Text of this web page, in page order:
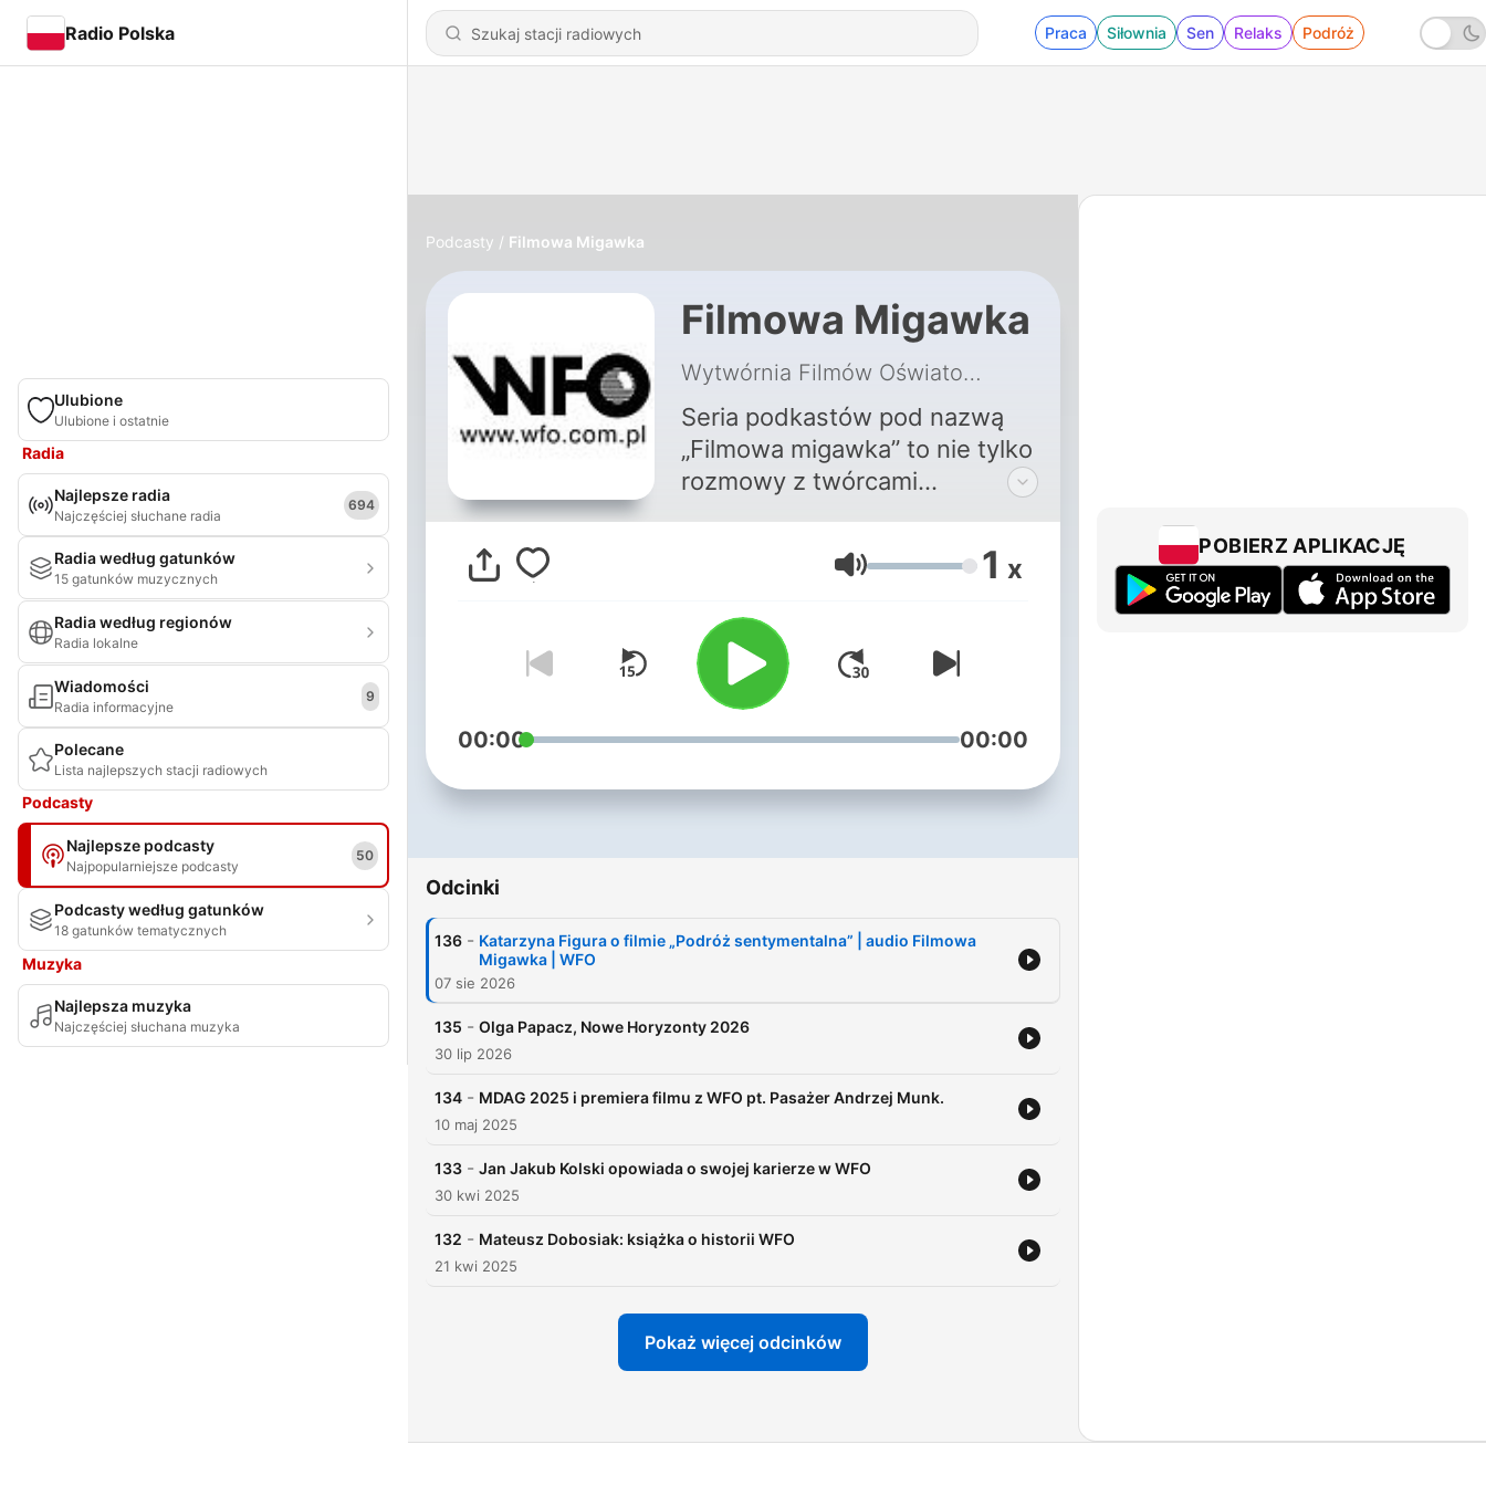
Radio Polska Praca Siłownia Sen Relaks Podróż
Ulubione
Ulubione i ostatnie
Radia
Najlepsze radia
Najczęściej słuchane radia
694
Radia według gatunków
15 gatunków muzycznych
Radia według regionów
Radia lokalne
Wiadomości
Radia informacyjne
9
Polecane
Lista najlepszych stacji radiowych
Podcasty
Najlepsze podcasty
Najpopularniejsze podcasty
50
Podcasty według gatunków
18 gatunków tematycznych
Muzyka
Najlepsza muzyka
Najczęściej słuchana muzyka
Podcasty Filmowa Migawka
Filmowa Migawka
Wytwórnia Filmów Oświatowych
Seria podkastów pod nazwą
„Filmowa migawka” to nie tylko
rozmowy z twórcami
Filmów Oświatowych, znanymi
w Polsce i na świecie
innymi osobami związanymi z
branżą filmową. To spotkania z
studentami Łódzkiej filmówki,
młodymi artystami, którzy
wielkiej kinematografii.
Głośność 1 x
00:00 00:00
Odcinki
136 - Katarzyna Figura o filmie „Podróż sentymentalna” | audio Filmowa
Migawka | WFO
07 sie 2026
135 - Olga Papacz, Nowe Horyzonty 2026
30 lip 2026
134 - MDAG 2025 i premiera filmu z WFO pt. Pasażer Andrzej Munk.
10 maj 2025
133 - Jan Jakub Kolski opowiada o swojej karierze w WFO
30 kwi 2025
132 - Mateusz Dobosiak: książka o historii WFO
21 kwi 2025
Pokaż więcej odcinków
POBIERZ APLIKACJĘ